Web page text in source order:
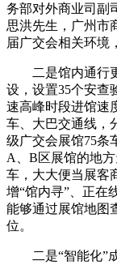
务部对外商业司副
思洪先生，广州市
届广交会相关环境
二是馆内通行更
设，设置35个安查
速高峰时段进馆速
车、大巴交通线，
级广交会展馆75条
A、B区展馆的地
车，大大便当展客
增“馆内寻”、正在
能够通过展馆地图
位。
二是“智能化”成